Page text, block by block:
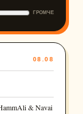
ГРОМЧЕ
08.08
& Navai